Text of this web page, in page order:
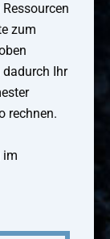
zum
dadurch Ihr
rechnen.
im